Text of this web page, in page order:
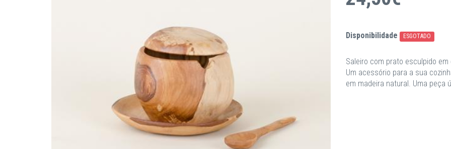
Disponibilidade ESGOTADO
Saleiro com prato esculpido em
Um acessório para a sua
em madeira natural. Uma peça